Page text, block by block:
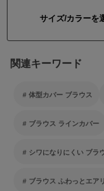
サイズ/カラーを
関連キーワード
体型カバー ブラウス
ブラウス ラインカバー
シワになりにくい ブラ
ブラウス ふわっとエア